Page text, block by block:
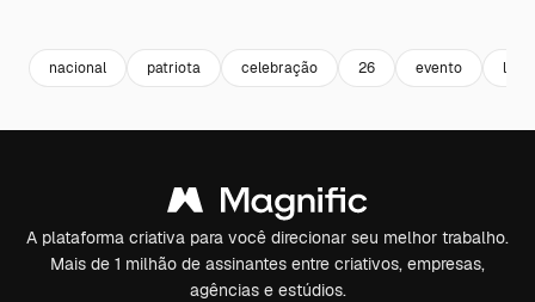
nacional patriota celebração 26 evento
A plataforma criativa para você direcionar seu melhor trabalho.
Mais de 1 milhão de assinantes entre criativos, empresas,
agências e estúdios.